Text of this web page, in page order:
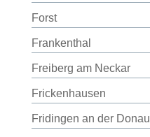
Forst
Frankenthal
Freiberg am Neckar
Frickenhausen
Fridingen an der Donau